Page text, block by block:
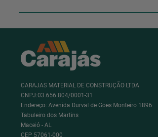
CARAJAS MATERIAL DE CONSTRUÇÃO LTDA
CNPJ:03.656.804/0001-31
Endereço: Avenida Durval de Goes Monteiro 1896
Tabuleiro dos Martins
Maceió - AL
CEP 57061-000